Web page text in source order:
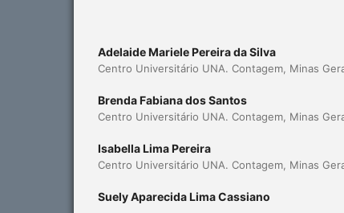
Adelaide Mariele Pereira da Silva
Centro Universitário UNA. Contagem, Minas
Brenda Fabiana dos Santos
Centro Universitário UNA. Contagem, Minas
Isabella Lima Pereira
Centro Universitário UNA. Contagem, Minas
Suely Aparecida Lima Cassiano